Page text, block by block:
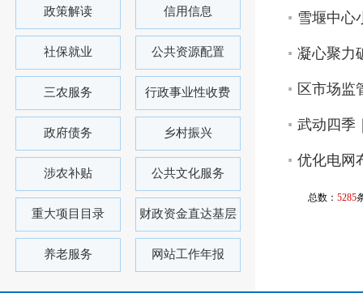
政策解读 信用信息
社保就业 公共资源配置
三农服务 行政事业性收费
政府债务 乡村振兴
涉农补贴 公共文化服务
重大项目目录 财政资金直达基层
养老服务 网站工作年报
雪堰中心
凝心聚力
区市场监
武动四季
优化电网
总数： 5285